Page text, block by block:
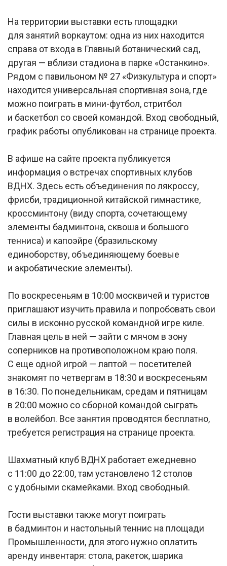
На территории выставки есть площадки
для занятий воркаутом: одна из них находится
справа от входа в Главный ботанический сад,
другая — вблизи стадиона в парке «Останкино».
Рядом с павильоном № 27 «Физкультура и спорт»
находится универсальная спортивная зона, где
можно поиграть в мини-футбол, стритбол
и баскетбол со своей командой. Вход свободный,
график работы опубликован на странице проекта.
В афише на сайте проекта публикуется
информация о встречах спортивных клубов
ВДНХ. Здесь есть объединения по лякроссу,
фрисби, традиционной китайской гимнастике,
кроссминтону (виду спорта, сочетающему
элементы бадминтона, сквоша и большого
тенниса) и капоэйре (бразильскому
единоборству, объединяющему боевые
и акробатические элементы).
По воскресеньям в 10:00 москвичей и туристов
приглашают изучить правила и попробовать свои
силы в исконно русской командной игре киле.
Главная цель в ней — зайти с мячом в зону
соперников на противоположном краю поля.
С еще одной игрой — лаптой — посетителей
знакомят по четвергам в 18:30 и воскресеньям
в 16:30. По понедельникам, средам и пятницам
в 20:00 можно со сборной командой сыграть
в волейбол. Все занятия проводятся бесплатно,
требуется регистрация на странице проекта.
Шахматный клуб ВДНХ работает ежедневно
с 11:00 до 22:00, там установлено 12 столов
с удобными скамейками. Вход свободный.
Гости выставки также могут поиграть
в бадминтон и настольный теннис на площади
Промышленности, для этого нужно оплатить
аренду инвентаря: стола, ракеток, шарика